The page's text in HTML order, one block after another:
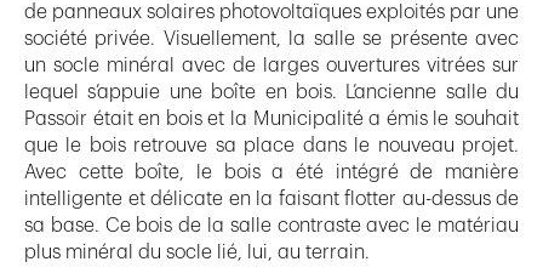
de panneaux solaires photovoltaïques exploités par une
société privée. Visuellement, la salle se présente avec
un socle minéral avec de larges ouvertures vitrées sur
lequel s’appuie une boîte en bois. L’ancienne salle du
Passoir était en bois et la Municipalité a émis le souhait
que le bois retrouve sa place dans le nouveau projet.
Avec cette boîte, le bois a été intégré de manière
intelligente et délicate en la faisant flotter au-dessus de
sa base. Ce bois de la salle contraste avec le matériau
plus minéral du socle lié, lui, au terrain.